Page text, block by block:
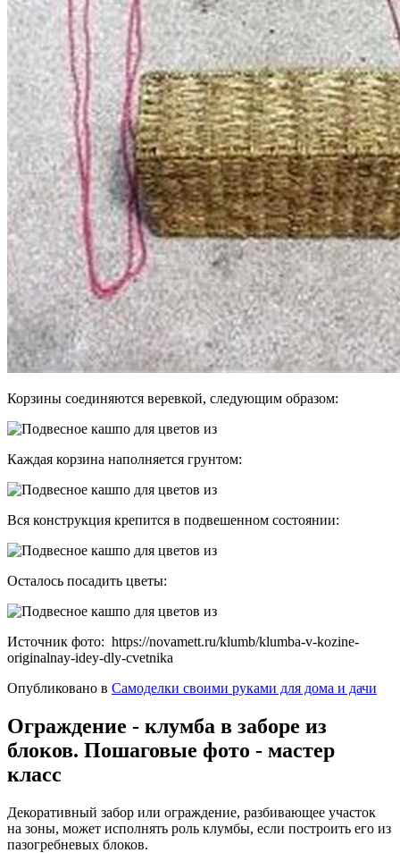
Корзины соединяются веревкой, следующим образом:
Каждая корзина наполняется грунтом:
Вся конструкция крепится в подвешенном состоянии:
Осталось посадить цветы:
Источник фото: https://novamett.ru/klumb/klumba-v-kozine-
originalnay-idey-dly-cvetnika
Опубликовано в Самоделки своими руками для дома и дачи
Ограждение - клумба в заборе из
блоков. Пошаговые фото - мастер
класс
Декоративный забор или ограждение, разбивающее участок
на зоны, может исполнять роль клумбы, если построить его из
пазогребневых блоков.